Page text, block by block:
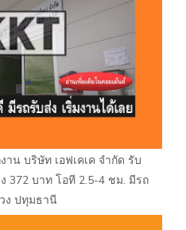
น บริษัท เอฟเคเค จำกัด รับ
372 บาท โอที 2.5-4 ชม. มีรถ
ง ปทุมธานี